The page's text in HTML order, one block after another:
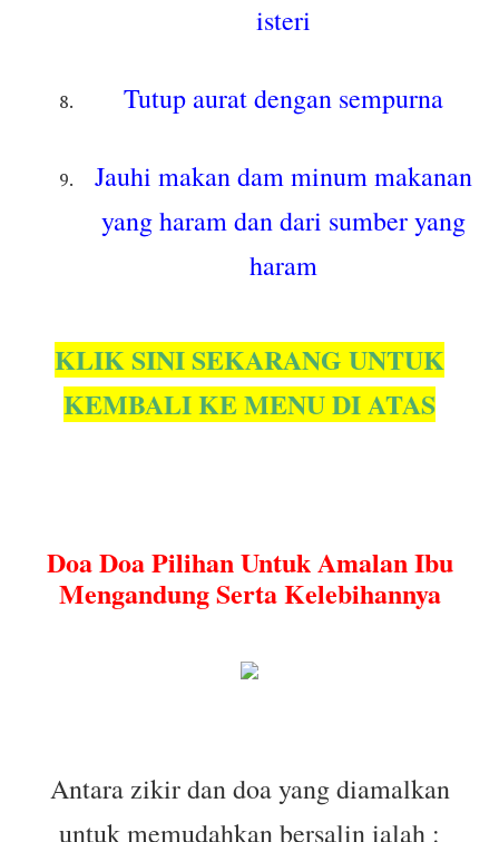
isteri
Tutup aurat dengan sempurna
Jauhi makan dam minum makanan
yang haram dan dari sumber yang
haram
KLIK SINI SEKARANG UNTUK
KEMBALI KE MENU DI ATAS
Doa Doa Pilihan Untuk Amalan Ibu
Mengandung Serta Kelebihannya
Antara zikir dan doa yang diamalkan
untuk memudahkan bersalin ialah :